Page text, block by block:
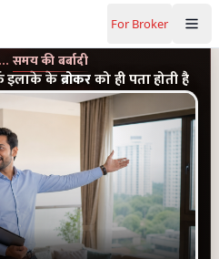
For Broker
— mobile-verified brokers
… समय की बर्बादी
इलाके केब्रोकरको ही पता होती है
विज्ञापन देखना है...समय की बर्बादी